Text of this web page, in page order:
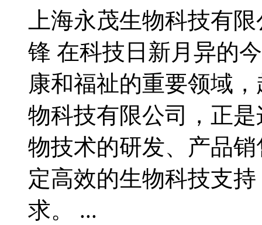
上海永茂生物科技有
锋 在科技日新月异的
康和福祉的重要领域
物科技有限公司，正
物技术的研发、产品
定高效的生物科技支
求。 ...